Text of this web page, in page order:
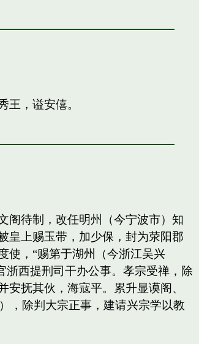
，谥安僖。
阁待制，改任明州（今宁波市）知
皇上赐玉带，加少保，封为荥阳郡
使，“赐第于湖州（今浙江吴兴
西提刑司干办公事。孝宗受禅，除
抚其伙，海寇平。累升显谟阁、
，除判大宗正事，建请兴宗学以教